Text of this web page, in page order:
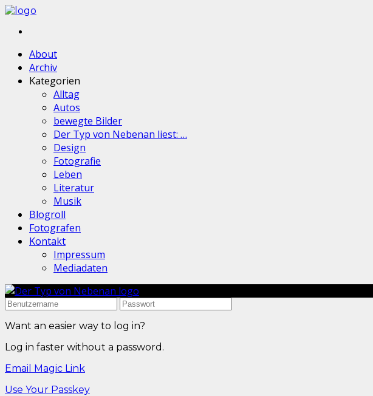
About
Archiv
Kategorien
Alltag
Autos
bewegte Bilder
Der Typ von Nebenan liest: …
Design
Fotografie
Leben
Literatur
Musik
Blogroll
Fotografen
Kontakt
Impressum
Mediadaten
Want an easier way to log in?
Log in faster without a password.
Email Magic Link
Use Your Passkey